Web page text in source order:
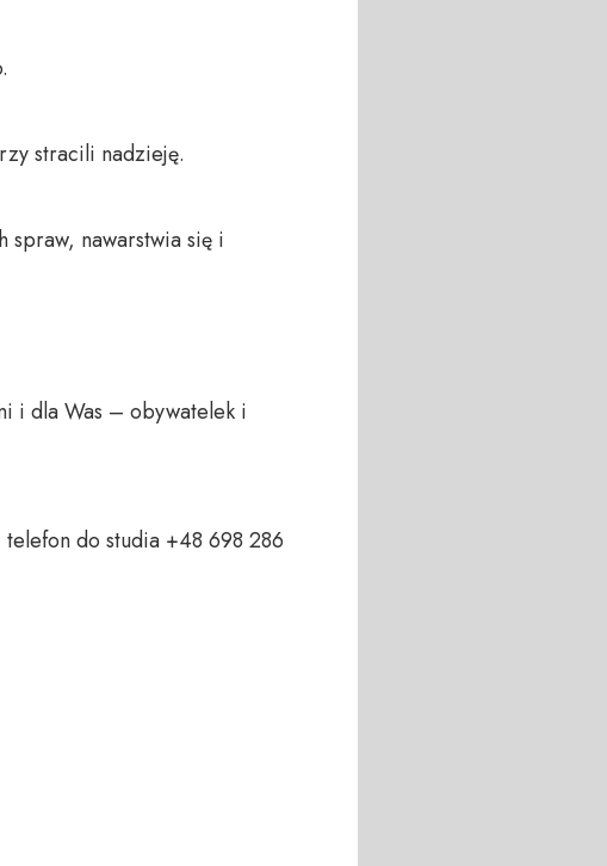
stracili nadzieję.
nawarstwia się i
i dla Was – obywatelek i
telefon do studia +48 698 286